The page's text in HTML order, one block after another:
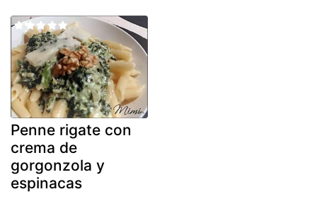
Penne rigate con
crema de
gorgonzola y
espinacas